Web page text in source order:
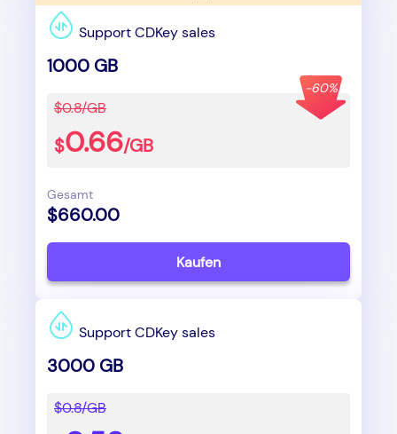
Support CDKey sales
-60%
1000 GB
$0.8/GB
$0.66/GB
Gesamt
$660.00
Kaufen
Support CDKey sales
3000 GB
$0.8/GB